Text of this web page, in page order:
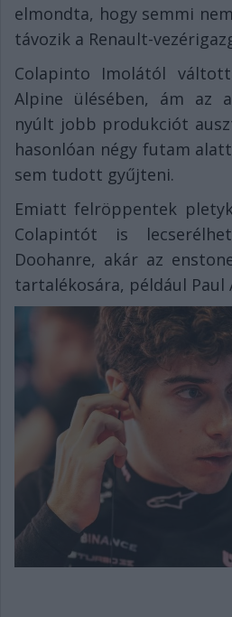
elmondta, hogy semmi
távozik a Renault-
Colapinto Imolától
Alpine ülésében, ám az
nyúlt jobb produkciót
hasonlóan négy futam
sem tudott gyűjteni.
Emiatt felröppentek
Colapintót is
Doohanre, akár az
tartalékosára, például Paul